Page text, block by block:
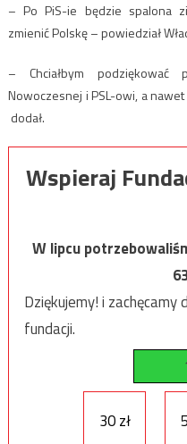
– Po PiS-ie będzie spalona
zmienić Polskę – powiedział
– Chciałbym podziękować
Nowoczesnej i PSL-owi, a
dodał.
Wspieraj
W lipcu
Dziękujemy! i
fundacji.
30 zł